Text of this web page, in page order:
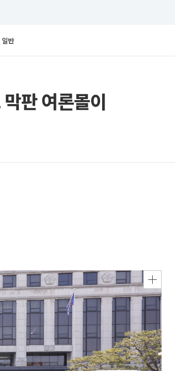
일반
판 여론몰이